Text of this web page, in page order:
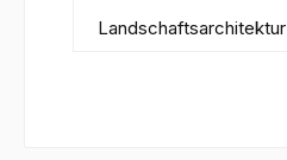
Landschaftsarchitektur